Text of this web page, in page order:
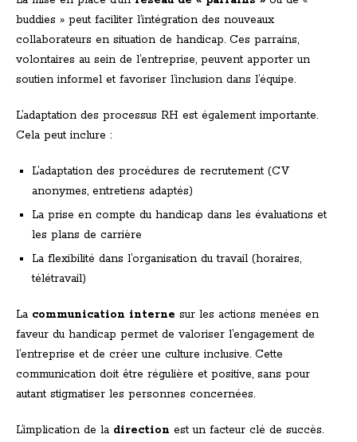
buddies » peut faciliter l’intégration des nouveaux
collaborateurs en situation de handicap. Ces parrains,
volontaires au sein de l’entreprise, peuvent apporter un
soutien informel et favoriser l’inclusion dans l’équipe.
L’adaptation des processus RH est également importante.
Cela peut inclure :
L’adaptation des procédures de recrutement (CV
anonymes, entretiens adaptés)
La prise en compte du handicap dans les évaluations et
les plans de carrière
La flexibilité dans l’organisation du travail (horaires,
télétravail)
La communication interne sur les actions menées en
faveur du handicap permet de valoriser l’engagement de
l’entreprise et de créer une culture inclusive. Cette
communication doit être régulière et positive, sans pour
autant stigmatiser les personnes concernées.
L’implication de la direction est un facteur clé de succès.